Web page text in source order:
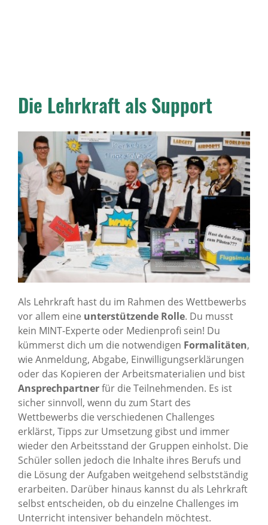
Die Lehrkraft als Support
Als Lehrkraft hast du im Rahmen des Wettbewerbs
vor allem eine unterstützende Rolle. Du musst
kein MINT-Experte oder Medienprofi sein! Du
kümmerst dich um die notwendigen Formalitäten,
wie Anmeldung, Abgabe, Einwilligungserklärungen
oder das Kopieren der Arbeitsmaterialien und bist
Ansprechpartnerfür die Teilnehmenden. Es ist
sicher sinnvoll, wenn du zum Start des
Wettbewerbs die verschiedenen Challenges
erklärst, Tipps zur Umsetzung gibst und immer
wieder den Arbeitsstand der Gruppen einholst. Die
Schüler sollen jedoch die Inhalte ihres Berufs und
die Lösung der Aufgaben weitgehend selbstständig
erarbeiten. Darüber hinaus kannst du als Lehrkraft
selbst entscheiden, ob du einzelne Challenges im
Unterricht intensiver behandeln möchtest.